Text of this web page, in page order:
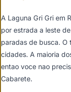
A Laguna Gri Gri em
por estrada a leste
paradas de busca. O
cidades. A maioria
entao voce nao
Cabarete.